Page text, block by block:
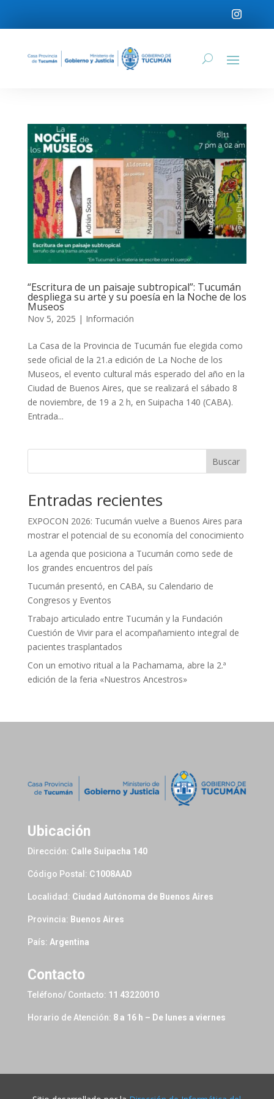
“Escritura de un paisaje subtropical”: Tucumán
despliega su arte y su poesía en la Noche de los
Museos
Nov 5, 2025 | Información
La Casa de la Provincia de Tucumán fue elegida como
sede oficial de la 21.a edición de La Noche de los
Museos, el evento cultural más esperado del año en la
Ciudad de Buenos Aires, que se realizará el sábado 8
de noviembre, de 19 a 2 h, en Suipacha 140 (CABA).
Entrada...
Buscar
Entradas recientes
EXPOCON 2026: Tucumán vuelve a Buenos Aires para
mostrar el potencial de su economía del conocimiento
La agenda que posiciona a Tucumán como sede de
los grandes encuentros del país
Tucumán presentó, en CABA, su Calendario de
Congresos y Eventos
Trabajo articulado entre Tucumán y la Fundación
Cuestión de Vivir para el acompañamiento integral de
pacientes trasplantados
Con un emotivo ritual a la Pachamama, abre la 2.ª
edición de la feria «Nuestros Ancestros»
Ubicación
Dirección: Calle Suipacha 140
Código Postal: C1008AAD
Localidad: Ciudad Autónoma de Buenos Aires
Provincia: Buenos Aires
País: Argentina
Contacto
Teléfono/ Contacto: 11 43220010
Horario de Atención: 8 a 16 h – De lunes a viernes